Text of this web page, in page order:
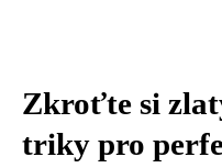
Zkroťte si
triky pro